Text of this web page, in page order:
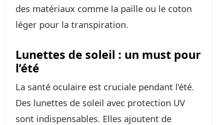
des matériaux comme la paille ou le coton
léger pour la transpiration.
Lunettes de soleil : un must pour
l’été
La santé oculaire est cruciale pendant l’été.
Des lunettes de soleil avec protection UV
sont indispensables. Elles ajoutent de